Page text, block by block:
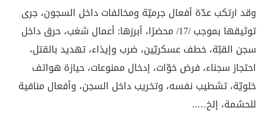
وقد ارتكب عدّة أفعال جرميّة ومخالفات داخل السجون، جرى
توثيقها بموجب /17/ محضرًا، أبرزها: أعمال شغب، حرق داخل
سجن القبّة، خطف عسكريّين، ضرب وإيذاء، تهديد بالقتل،
احتجاز سجناء، فرض خوّات، إدخال ممنوعات، حيازة هواتف
خلويّة، تشطيب نفسه، وتخريب داخل السجن، وأفعال منافية
للحشمة، إلخ…..